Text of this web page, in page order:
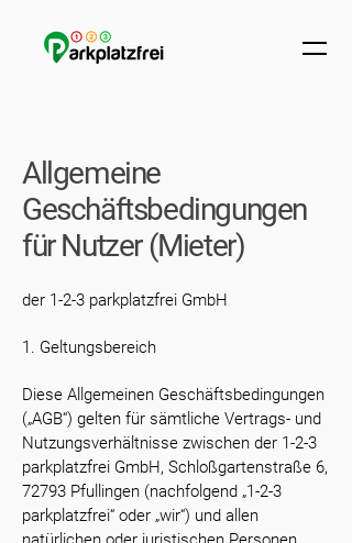
Allgemeine
Geschäftsbedingungen
für Nutzer (Mieter)
der 1-2-3 parkplatzfrei GmbH
1. Geltungsbereich
Diese Allgemeinen Geschäftsbedingungen
(„AGB“) gelten für sämtliche Vertrags- und
Nutzungsverhältnisse zwischen der 1-2-3
parkplatzfrei GmbH, Schloßgartenstraße 6,
72793 Pfullingen (nachfolgend „1-2-3
parkplatzfrei“ oder „wir“) und allen